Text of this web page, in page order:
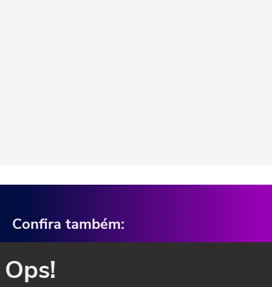
Confira também:
Ops!